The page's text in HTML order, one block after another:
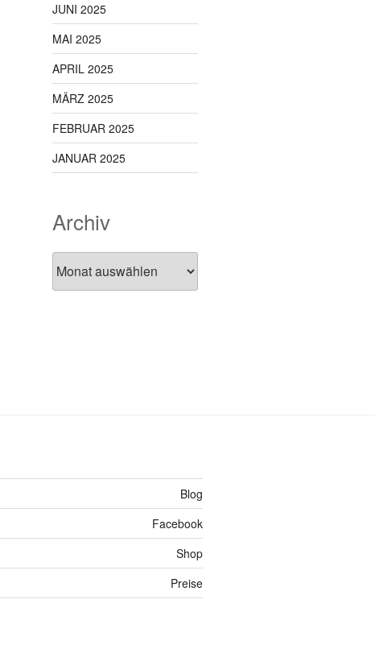
JUNI 2025
MAI 2025
APRIL 2025
MÄRZ 2025
FEBRUAR 2025
JANUAR 2025
Archiv
Blog
Facebook
Shop
Preise